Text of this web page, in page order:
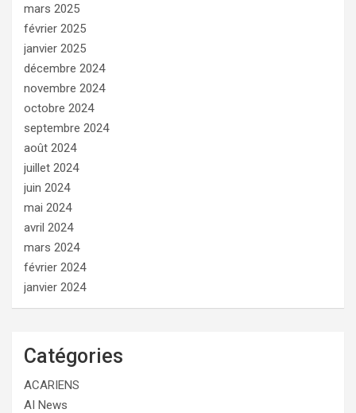
mars 2025
février 2025
janvier 2025
décembre 2024
novembre 2024
octobre 2024
septembre 2024
août 2024
juillet 2024
juin 2024
mai 2024
avril 2024
mars 2024
février 2024
janvier 2024
Catégories
ACARIENS
AI News